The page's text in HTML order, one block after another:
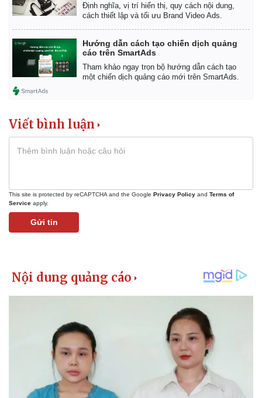
Định nghĩa, vị trí hiển thị, quy cách nội dung,
cách thiết lập và tối ưu Brand Video Ads.
Hướng dẫn cách tạo chiến dịch quảng
cáo trên SmartAds
Tham khảo ngay trọn bộ hướng dẫn cách tạo
một chiến dịch quảng cáo mới trên SmartAds.
Viết bình luận
This site is protected by reCAPTCHA and the Google Privacy Policy and Terms of
Service apply.
Gửi tin